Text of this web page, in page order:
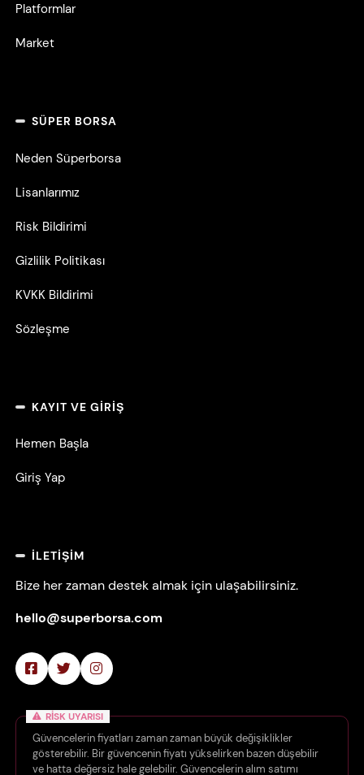
Platformlar
Market
SÜPER BORSA
Neden Süperborsa
Lisanlarımız
Risk Bildirimi
Gizlilik Politikası
KVKK Bildirimi
Sözleşme
KAYIT VE GIRIŞ
Hemen Başla
Giriş Yap
İLETIŞIM
Bize her zaman destek almak için ulaşabilirsiniz.
hello@superborsa.com
RISK UYARISI
Güvencelerin fiyatları zaman zaman büyük değişiklikler
gösterebilir. Bir güvencenin fiyatı yükselirken bazen düşebilir
ve hatta değersiz hale gelebilir. Güvencelerin alım satımı